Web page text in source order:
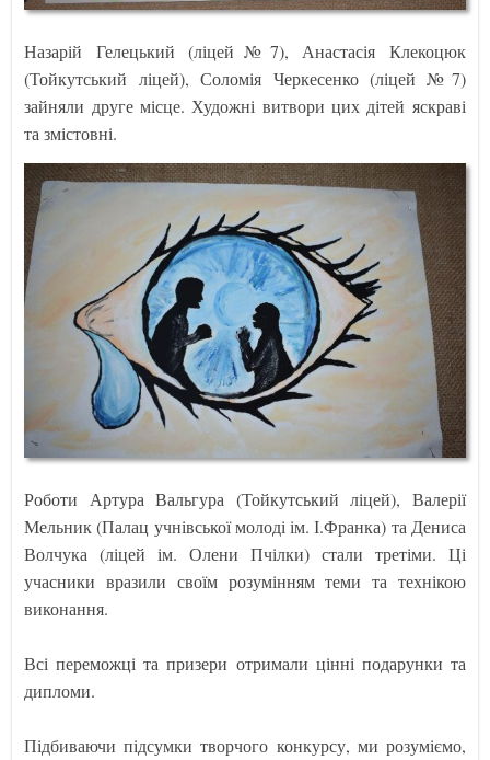
Назарій Гелецький (ліцей№7), Анастасія Клекоцюк
(Тойкутський ліцей), Соломія Черкесенко (ліцей №7)
зайняли друге місце. Художні витвори цих дітей яскраві
та змістовні.
Роботи Артура Вальгура (Тойкутський ліцей), Валерії
Мельник (Палац учнівської молоді ім. І.Франка) та Дениса
Волчука (ліцей ім. Олени Пчілки) стали третіми. Ці
учасники вразили своїм розумінням теми та технікою
виконання.
Всі переможці та призери отримали цінні подарунки та
дипломи.
Підбиваючи підсумки творчого конкурсу, ми розуміємо,